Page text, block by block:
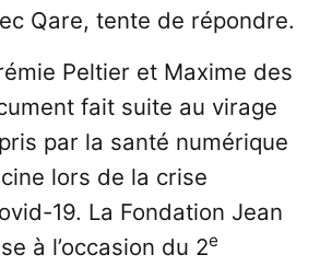
Qare, tente de répondre.
Peltier et Maxime des
fait suite au virage
par la santé numérique
lors de la crise
19. La Fondation Jean
à l’occasion du 2e